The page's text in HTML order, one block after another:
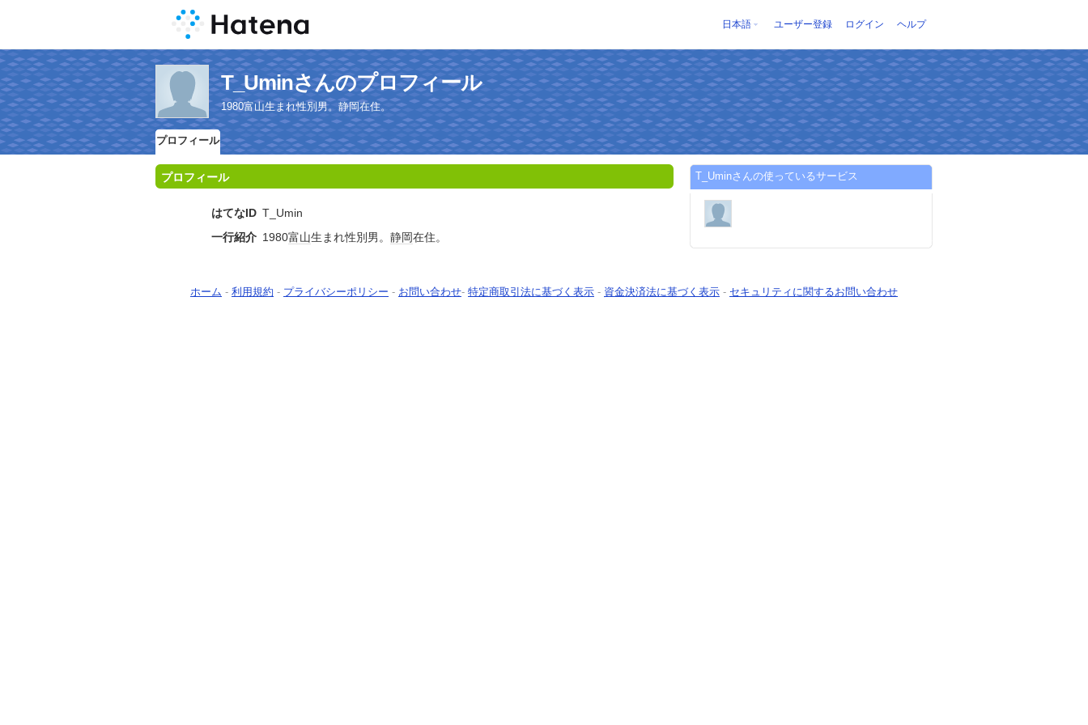
日本語 ユーザー登録 ログイン ヘルプ
T_Uminさんのプロフィール
1980富山生まれ性別男。静岡在住。
プロフィール
プロフィール
はてなID T_Umin
一行紹介 1980富山生まれ性別男。 静岡在住。
T_Uminさんの使っているサービス
ホーム - 利用規約 - プライバシーポリシー - お問い合わせ- 特定商取引法に基づく表示 - 資金決済法に基づく表示 - セキュリティに関するお問い合わせ